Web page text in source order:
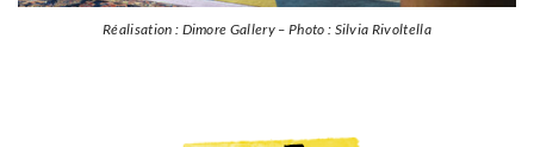
Réalisation : Dimore Gallery – Photo : Silvia Rivoltella